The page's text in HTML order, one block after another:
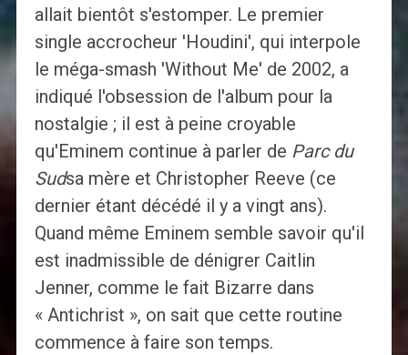
allait bientôt s'estomper. Le premier
single accrocheur 'Houdini', qui interpole
le méga-smash 'Without Me' de 2002, a
indiqué l'obsession de l'album pour la
nostalgie ; il est à peine croyable
qu'Eminem continue à parler de Parc du
Sudsa mère et Christopher Reeve (ce
dernier étant décédé il y a vingt ans).
Quand même Eminem semble savoir qu'il
est inadmissible de dénigrer Caitlin
Jenner, comme le fait Bizarre dans
« Antichrist », on sait que cette routine
commence à faire son temps.